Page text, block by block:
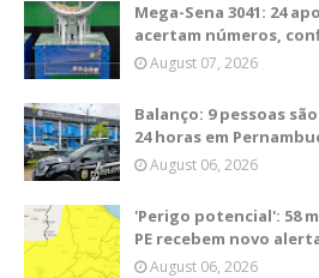
Mega-Sena 3041: 24
acertam números,
August 07, 2026
Balanço: 9 pessoas
24 horas em
August 06, 2026
'Perigo potencial': 58
PE recebem novo
August 06, 2026